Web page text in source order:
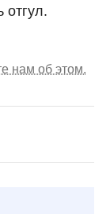
нам об этом.